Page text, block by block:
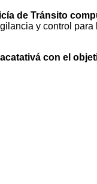
de Tránsito
y control para
con el